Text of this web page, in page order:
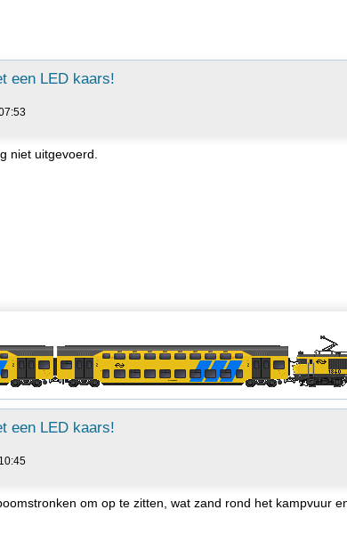
een LED kaars!
niet uitgevoerd.
een LED kaars!
om op te zitten, wat zand rond het kampvuur